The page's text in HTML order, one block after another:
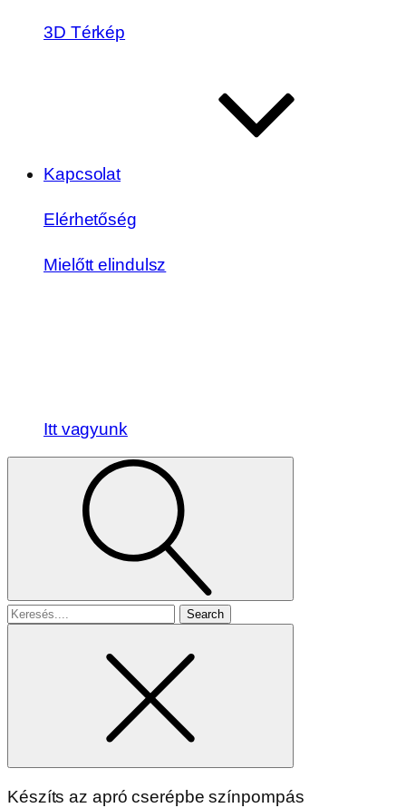
3D Térkép
Kapcsolat
Elérhetőség
Mielőtt elindulsz
Itt vagyunk
Search
Készíts az apró cserépbe színpompás